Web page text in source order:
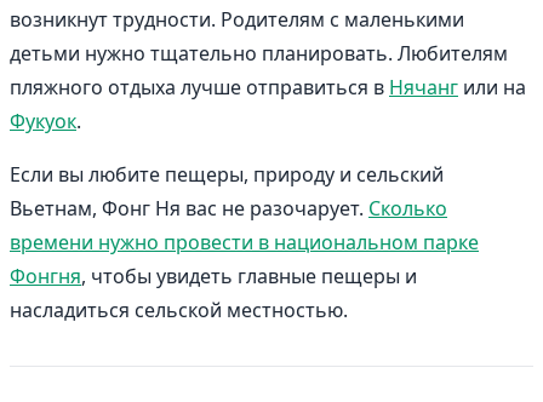
возникнут трудности. Родителям с маленькими
детьми нужно тщательно планировать. Любителям
пляжного отдыха лучше отправиться в Нячанг или на
Фукуок.
Если вы любите пещеры, природу и сельский
Вьетнам, Фонг Ня вас не разочарует. Сколько
времени нужно провести в национальном парке
Фонгня, чтобы увидеть главные пещеры и
насладиться сельской местностью.